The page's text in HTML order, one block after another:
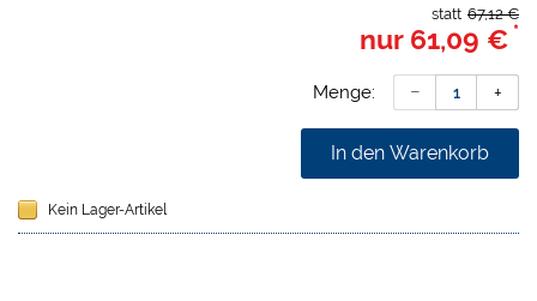
über das Instrument und ermöglicht eine schnelle,
gründliche und sichere Aufbereitung. Höhere Flexibilität für
VDW.ROTATE verringert die Verlagerung des Wurzelkanals
67,12 €
statt
nur 61,09 € *
Menge:
In den Warenkorb
Kein Lager-Artikel